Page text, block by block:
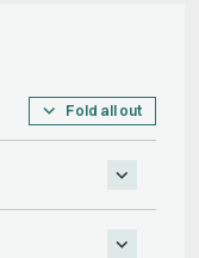
Fold all out